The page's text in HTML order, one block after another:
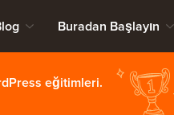
Buradan Başlayın
eğitimleri.